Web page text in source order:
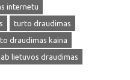
internetu
turto draudimas
draudimas kaina
lietuvos draudimas